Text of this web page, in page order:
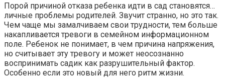
Порой причиной отказа ребенка идти в сад становятся…
личные проблемы родителей. Звучит странно, но это так.
Чем чаще мы замалчиваем свои трудности, тем больше
накапливается тревоги в семейном информационном
поле. Ребенок не понимает, в чем причина напряжения,
но считывает эту тревогу и может неосознанно
воспринимать садик как разрушительный фактор.
Особенно если это новый для него ритм жизни.